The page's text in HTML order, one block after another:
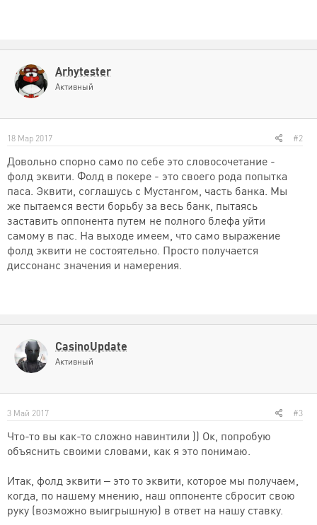
Arhytester
Активный
18 Мар 2017 #2
Довольно спорно само по себе это словосочетание -
фолд эквити. Фолд в покере - это своего рода попытка
паса. Эквити, соглашусь с Мустангом, часть банка. Мы
же пытаемся вести борьбу за весь банк, пытаясь
заставить оппонента путем не полного блефа уйти
самому в пас. На выходе имеем, что само выражение
фолд эквити не состоятельно. Просто получается
диссонанс значения и намерения.
CasinoUpdate
Активный
3 Май 2017 #3
Что-то вы как-то сложно навинтили )) Ок, попробую
объяснить своими словами, как я это понимаю.
Итак, фолд эквити – это то эквити, которое мы получаем,
когда, по нашему мнению, наш оппоненте сбросит свою
руку (возможно выигрышную) в ответ на нашу ставку.